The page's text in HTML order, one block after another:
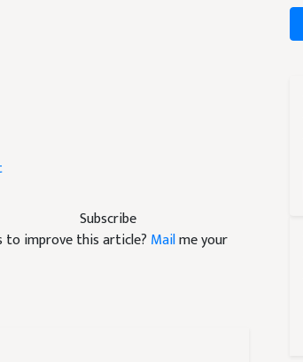
Subscribe
to improve this article? Mailme your